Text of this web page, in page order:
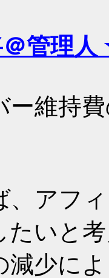
＠管理
ー維持
、アフ
たいと
減少に